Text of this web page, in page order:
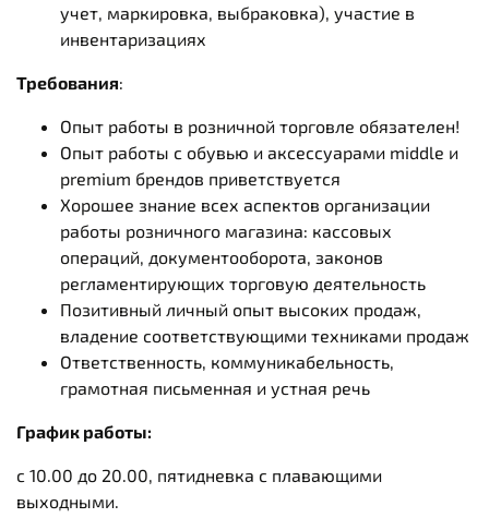
учет‚ маркировка‚ выбраковка), участие в
инвентаризациях
Требования:
Опыт работы в розничной торговле обязателен!
Опыт работы с обувью и аксессуарами middle и
premium брендов приветствуется
Хорошее знание всех аспектов организации
работы розничного магазина: кассовых
операций‚ документооборота‚ законов
регламентирующих торговую деятельность
Позитивный личный опыт высоких продаж,
владение соответствующими техниками продаж
Ответственность, коммуникабельность,
грамотная письменная и устная речь
График работы:
с 10.00 до 20.00, пятидневка с плавающими
выходными.